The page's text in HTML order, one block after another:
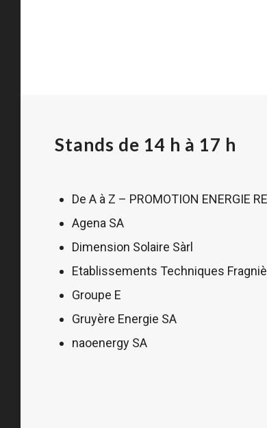
Stands de 14 h à 17 h
De A à Z – PROMOTION ENERGIE
Agena SA
Dimension Solaire Sàrl
Etablissements Techniques
Groupe E
Gruyère Energie SA
naoenergy SA